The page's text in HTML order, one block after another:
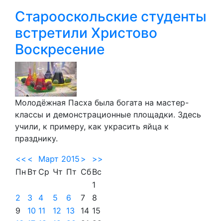
Старооскольские студенты
встретили Христово
Воскресение
Молодёжная Пасха была богата на мастер-
классы и демонстрационные площадки. Здесь
учили, к примеру, как украсить яйца к
празднику.
<< < Март 2015 >
>>
Пн Вт Ср Чт Пт СбВс
1
2
3 4 5 6 7
8
9
10 11 12 13 14 15